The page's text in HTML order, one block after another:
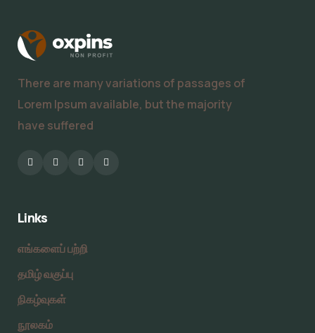
There are many variations of passages of
Lorem Ipsum available, but the majority
have suffered
Links
எங்களைப் பற்றி
தமிழ் வகுப்பு
நிகழ்வுகள்
நூலகம்